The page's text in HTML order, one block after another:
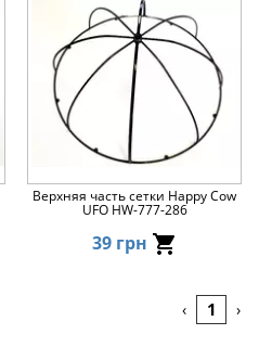
Верхняя часть сетки Happy Cow
UFO HW-777-286
39 грн
‹ 1 ›